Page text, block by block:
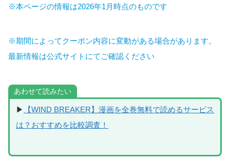
※本ページの情報は2026年1月時点のものです
※期間によってクーポン内容に変動がある場合があります。
最新情報は公式サイトにてご確認ください
あわせて読みたい
▶
【WIND BREAKER】漫画を全巻無料で読めるサービス
は？おすすめを比較調査！